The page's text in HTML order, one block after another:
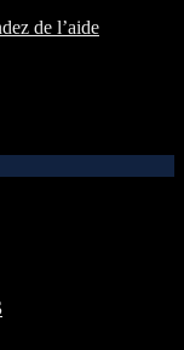
de l’aide